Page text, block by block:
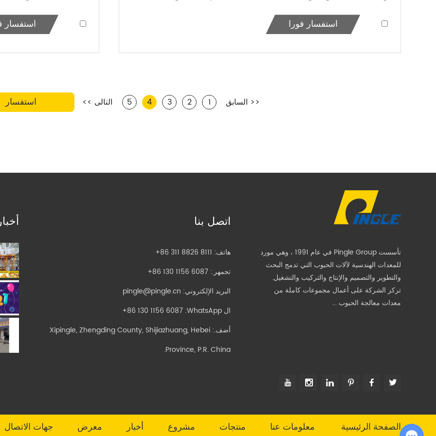
استفسار فورا استفسار
<< السابق 1
2
3
4
5 التالى >>
تأسست Pingle Group في عام 1991 ، وهي مورد
للمعدات الهندسية لآلات الحبوب التي تدمج البحث
والتطوير والتصميم والإنتاج والتركيب والتشغيل.
تركز الشركة على أعمال مجموعات كاملة من
معدات معالجة الحبوب ...
اتصل بنا
هاتف: +86 311 8826 8111
تجمهر.: +86 130 1156 6087
البريد الإلكتروني: pingle@pingle.cn
ال WhatsApp:
+86 130 1156 6087
أضف.: Xipingle, Zhengding County, Shijiazhuang, Hebei
Province, P.R. China.
الصفحة الرئيسية معلومات عنا منتجات مشروع أخبار معرض جهات الاتصال Chat with Us